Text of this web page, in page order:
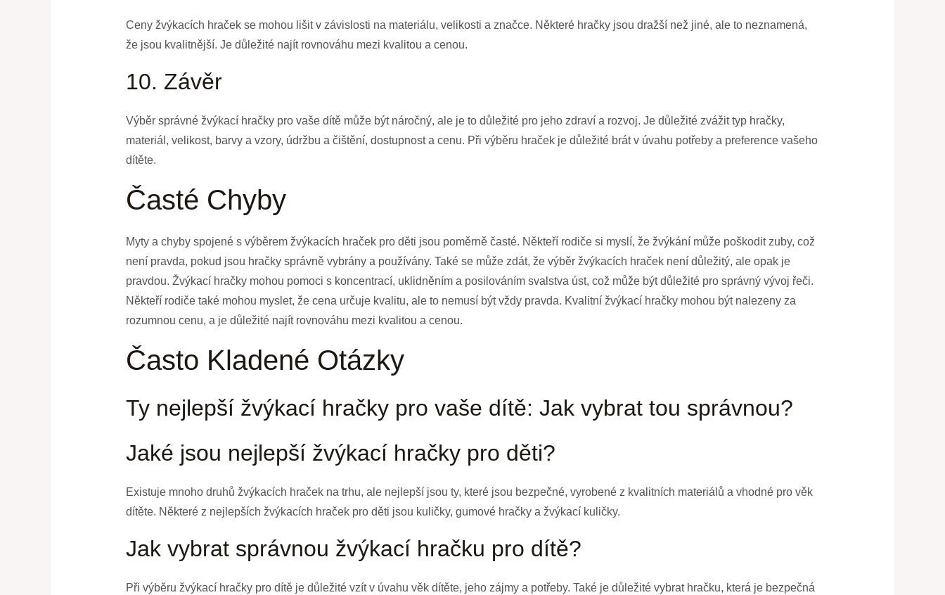
Ceny žvýkacích hraček se mohou lišit v závislosti na materiálu, velikosti a značce. Některé hračky jsou dražší než jiné, ale to neznamená,
že jsou kvalitnější. Je důležité najít rovnováhu mezi kvalitou a cenou.
10. Závěr
Výběr správné žvýkací hračky pro vaše dítě může být náročný, ale je to důležité pro jeho zdraví a rozvoj. Je důležité zvážit typ hračky,
materiál, velikost, barvy a vzory, údržbu a čištění, dostupnost a cenu. Při výběru hraček je důležité brát v úvahu potřeby a preference vašeho
dítěte.
Časté Chyby
Myty a chyby spojené s výběrem žvýkacích hraček pro děti jsou poměrně časté. Někteří rodiče si myslí, že žvýkání může poškodit zuby, což
není pravda, pokud jsou hračky správně vybrány a používány. Také se může zdát, že výběr žvýkacích hraček není důležitý, ale opak je
pravdou. Žvýkací hračky mohou pomoci s koncentrací, uklidněním a posilováním svalstva úst, což může být důležité pro správný vývoj řeči.
Někteří rodiče také mohou myslet, že cena určuje kvalitu, ale to nemusí být vždy pravda. Kvalitní žvýkací hračky mohou být nalezeny za
rozumnou cenu, a je důležité najít rovnováhu mezi kvalitou a cenou.
Často Kladené Otázky
Ty nejlepší žvýkací hračky pro vaše dítě: Jak vybrat tou správnou?
Jaké jsou nejlepší žvýkací hračky pro děti?
Existuje mnoho druhů žvýkacích hraček na trhu, ale nejlepší jsou ty, které jsou bezpečné, vyrobené z kvalitních materiálů a vhodné pro věk
dítěte. Některé z nejlepších žvýkacích hraček pro děti jsou kuličky, gumové hračky a žvýkací kuličky.
Jak vybrat správnou žvýkací hračku pro dítě?
Při výběru žvýkací hračky pro dítě je důležité vzít v úvahu věk dítěte, jeho zájmy a potřeby. Také je důležité vybrat hračku, která je bezpečná